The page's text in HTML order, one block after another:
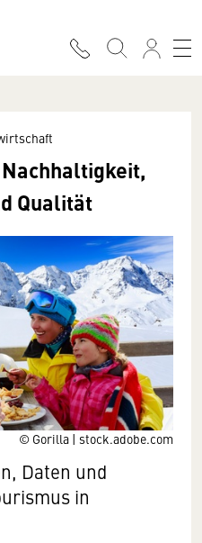
© Gorilla | stock.adobe.com
Qualität
Daten und
in